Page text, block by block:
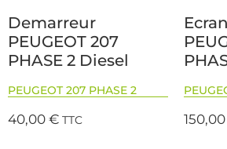
Demarreur
PEUGEOT 207
PHASE 2 Diesel
PEUGEOT 207 PHASE 2
40,00€ TTC 150,00